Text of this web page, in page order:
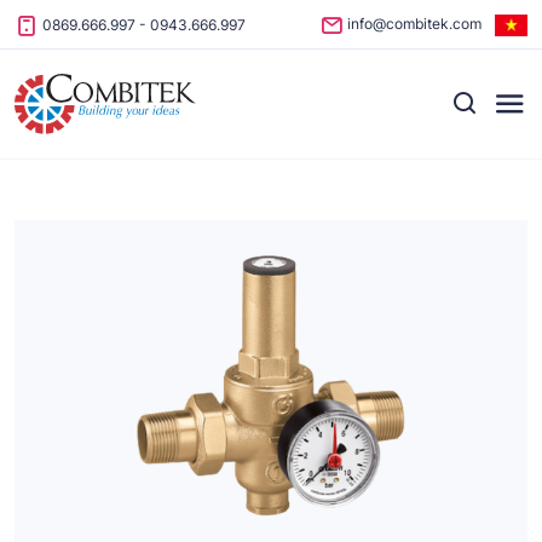
Skip to content
0869.666.997 - 0943.666.997 info@combitek.com